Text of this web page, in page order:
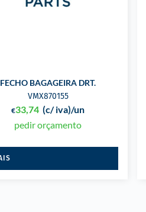
FECHO BAGAGEIRA DRT.
VMX870155
€33,74 (c/ iva)/un
pedir orçamento